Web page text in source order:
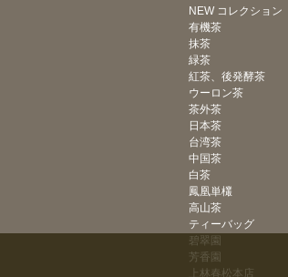
NEW コレクション
有機茶
抹茶
緑茶
紅茶、後発酵茶
ウーロン茶
茶外茶
日本茶
台湾茶
中国茶
白茶
鳳凰単欉
高山茶
ティーバッグ
碧翠園
芳香園
上林春松本店